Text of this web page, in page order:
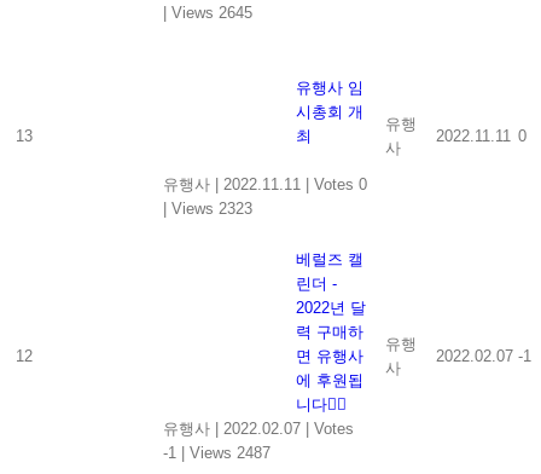
Views 2645
13
유행사 임
시총회 개
최
유행사 2022.11.11
Votes 0
Views 2323
유행
사
2022.11.11 0
12
베럴즈 캘
린더 -
2022년 달
력 구매하
면 유행사
에 후원됩
니다👍🏻
유행사
2022.02.07
Votes
-1
Views 2487
유행
사
2022.02.07 -1